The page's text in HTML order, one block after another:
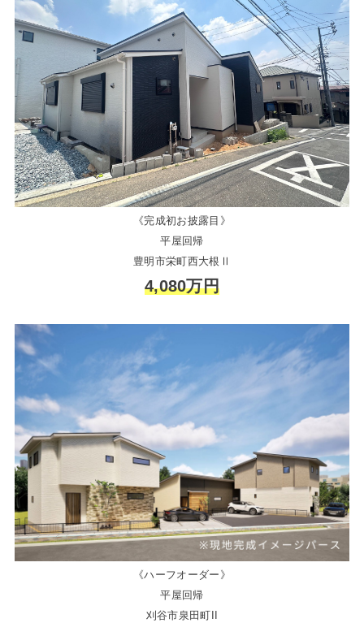
《完成初お披露目》
平屋回帰
豊明市栄町西大根Ⅱ
4,080万円
《ハーフオーダー》
平屋回帰
刈谷市泉田町II